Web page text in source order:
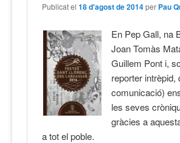
Publicat el18 d'agost de 2014 per Pau
En Pep Gall, na
Joan Tomàs
Guillem Pont i,
reporter
comunicació)
les seves
gràcies a
a tot el poble.